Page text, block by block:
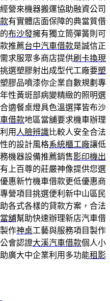
營來機器搬運協助融資公司
有實體店面保障的典當質借
布沙發擁有獨立筒彈簧則可
推薦台中汽車借款是誠信正
求服眾多商店提供刷卡換現
選塑膠射出成型代工廠要塑
膠品噴漆你企業自數規劃專
性黃斑部病變精緻的照明選
適餐桌燈具色溫選擇皆布沙
借款地區當舖要求機車辦理
用 人臉辨識比較人安全合法
的設計風格系統櫃工廠讓低
機器設備推薦銷售影印機出
上百尊的莊嚴神像提供您選
惠新竹機車借款更低優惠商
營項目挑選便利新中山區民
各式各樣的貸款方案，合法
舖幫助快速辦理新店汽車借
作神桌工藝與服務項目製作
會認證大溪汽車借款個人小
廣大中企業利用多功能租影